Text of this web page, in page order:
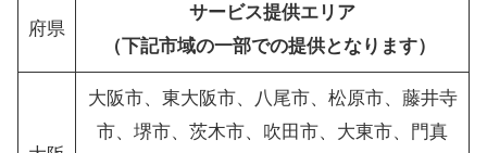
府県
サービス提供エリア
（下記市域の一部での提供となります）
大阪市、東大阪市、八尾市、松原市、藤井寺
市、堺市、茨木市、吹田市、大東市、門真